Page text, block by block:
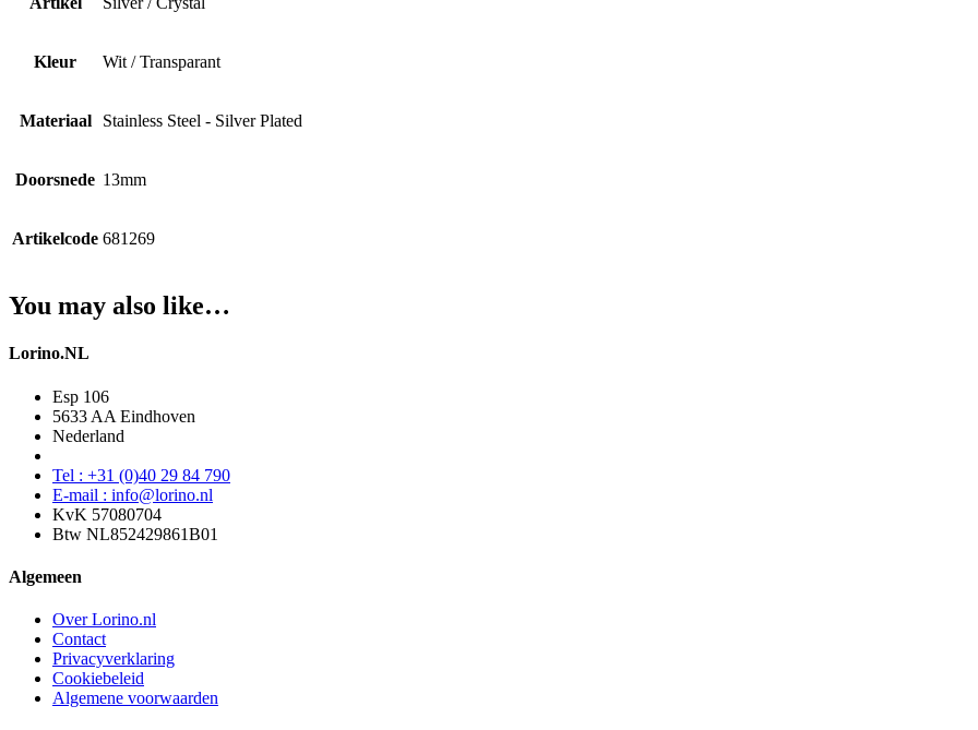
Kleur Wit / Transparant
Materiaal Stainless Steel - Silver Plated
Doorsnede 13mm
Artikelcode 681269
You may also like…
Lorino.NL
Esp 106
5633 AA Eindhoven
Nederland
Tel : +31 (0)40 29 84 790
E-mail : info@lorino.nl
KvK 57080704
Btw NL852429861B01
Algemeen
Over Lorino.nl
Contact
Privacyverklaring
Cookiebeleid
Algemene voorwaarden